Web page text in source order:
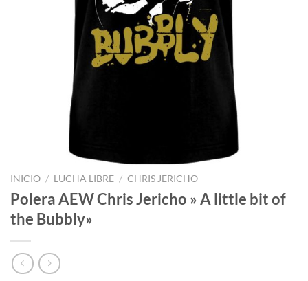
INICIO / LUCHA LIBRE / CHRIS JERICHO
Polera AEW Chris Jericho » A little bit of
the Bubbly»